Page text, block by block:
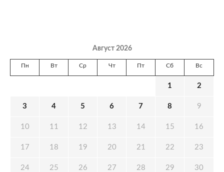
Август 2026
Пн Вт Ср Чт Пт Сб Вс
1 2
3 4 5 6 7 8 9
10 11 12 13 14 15 16
17 18 19 20 21 22 23
24 25 26 27 28 29 30